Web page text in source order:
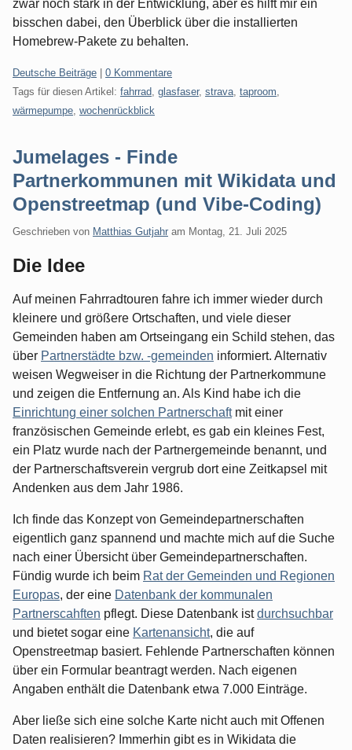
zwar noch stark in der Entwicklung, aber es hilft mir ein
bisschen dabei, den Überblick über die installierten
Homebrew-Pakete zu behalten.
Kategorien:
Deutsche Beiträge
0 Kommentare
Tags für diesen Artikel: fahrrad glasfaser, strava taproom
wärmepumpe wochenrückblick
Jumelages - Finde
Partnerkommunen mit Wikidata und
Openstreetmap (und Vibe-Coding)
Geschrieben von Matthias Gutjahr am Montag, 21. Juli 2025
Die Idee
Auf meinen Fahrradtouren fahre ich immer wieder durch
kleinere und größere Ortschaften, und viele dieser
Gemeinden haben am Ortseingang ein Schild stehen, das
über Partnerstädte bzw. -gemeinden informiert. Alternativ
weisen Wegweiser in die Richtung der Partnerkommune
und zeigen die Entfernung an. Als Kind habe ich die
Einrichtung einer solchen Partnerschaftmit einer
französischen Gemeinde erlebt, es gab ein kleines Fest,
ein Platz wurde nach der Partnergemeinde benannt, und
der Partnerschaftsverein vergrub dort eine Zeitkapsel mit
Andenken aus dem Jahr 1986.
Ich finde das Konzept von Gemeindepartnerschaften
eigentlich ganz spannend und machte mich auf die Suche
nach einer Übersicht über Gemeindepartnerschaften.
Fündig wurde ich beim Rat der Gemeinden und Regionen
Europas, der eine Datenbank der kommunalen
Partnerscahften pflegt. Diese Datenbank istdurchsuchbar
und bietet sogar eine Kartenansicht, die auf
Openstreetmap basiert. Fehlende Partnerschaften können
über ein Formular beantragt werden. Nach eigenen
Angaben enthält die Datenbank etwa 7.000 Einträge.
Aber ließe sich eine solche Karte nicht auch mit Offenen
Daten realisieren? Immerhin gibt es in Wikidata die